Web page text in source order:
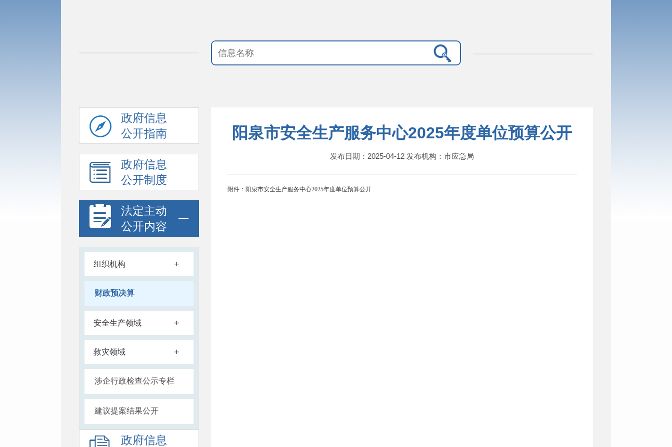
政府信息
公开指南
政府信息
公开制度
法定主动
公开内容
组织机构 +
财政预决算
安全生产领域 +
救灾领域 +
涉企行政检查公示专栏
建议提案结果公开
政府信息
阳泉市安全生产服务中心2025年度单位预算公开
发布日期：2025-04-12 发布机构：市应急局
附件： 阳泉市安全生产服务中心2025年度单位预算公开